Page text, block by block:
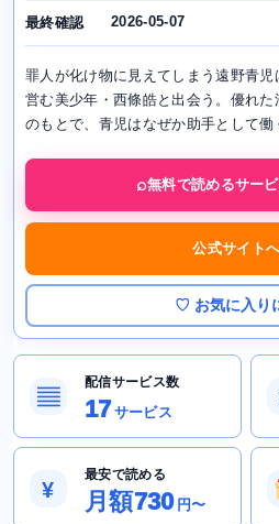
最終確認 2026-05-07
罪人が化け物に見えてしまう遠野青
営む美少年・西條皓と出会う。優れ
のもとで、青児はなぜか助手として
無料で読めるサー
公式サイト
♡ お気に入り
▤
配信サービス数
17サービス
¥
最安で読める
月額730 円〜